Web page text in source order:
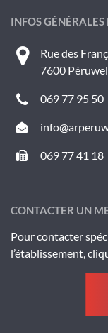
INFOS
Rue des
7600
069 77 95 50
069 77 41 18
CONTACTER UN
Pour contacter
l’établissement,